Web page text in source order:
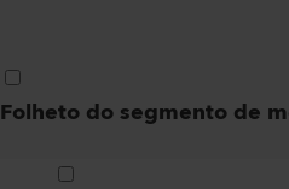
Folheto do segmento de